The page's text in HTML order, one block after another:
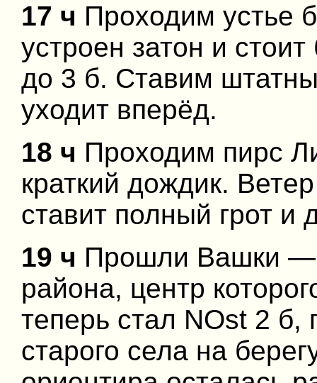
17 ч Проходим устье
устроен затон и
до 3 б. Ставим
уходит вперёд.
18 ч Проходим пирс
краткий дождик.
ставит полный грот и
19 ч Прошли Вашки —
района, центр
теперь стал NOst 2
старого села на